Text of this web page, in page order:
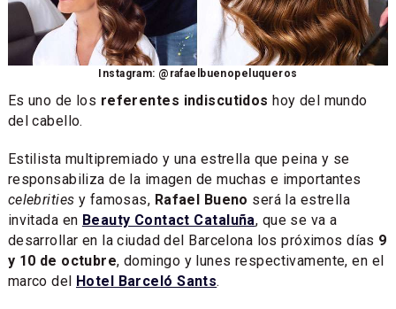
Instagram: @rafaelbuenopeluqueros
Es uno de los referentes indiscutidoshoy del mundo
del cabello.
Estilista multipremiado y una estrella que peina y se
responsabiliza de la imagen de muchas e importantes
celebrities y famosas, Rafael Bueno será la estrella
invitada en Beauty Contact Cataluña, que se va a
desarrollar en la ciudad del Barcelona los próximos días 9
y 10 de octubre, domingo y lunes respectivamente, en el
marco del Hotel Barceló Sants.